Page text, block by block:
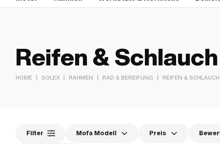
Reifen & Schlauch
HOME | SOLEX | RAHMEN | RAD & BEREIFUNG | REIFEN & SCHLAUCH
Filter Mofa Modell Preis